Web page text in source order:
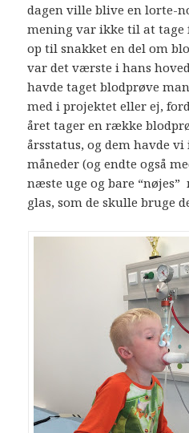
dagen ville blive en lorte-
mening var ikke til at tage
op til snakket en del om
var det værste i hans
havde taget blodprøve
med i projektet eller ej,
året tager en række
årsstatus, og dem havde
måneder (og endte også
næste uge og bare “nøjes”
glas, som de skulle bruge